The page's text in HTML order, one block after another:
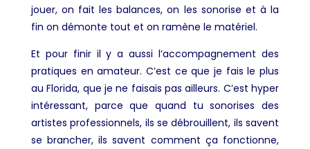
jouer, on fait les balances, on les sonorise et à la
fin on démonte tout et on ramène le matériel.
Et pour finir il y a aussi l’accompagnement des
pratiques en amateur. C’est ce que je fais le plus
au Florida, que je ne faisais pas ailleurs. C’est hyper
intéressant, parce que quand tu sonorises des
artistes professionnels, ils se débrouillent, ils savent
se brancher, ils savent comment ça fonctionne,